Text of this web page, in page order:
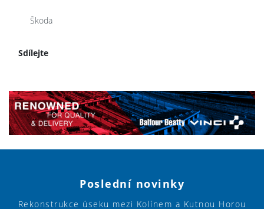
Škoda
Sdílejte
Poslední novinky
Rekonstrukce úseku mezi Kolínem a Kutnou Horou